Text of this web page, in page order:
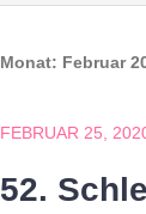
Monat: Februar
FEBRUAR 25,
52.